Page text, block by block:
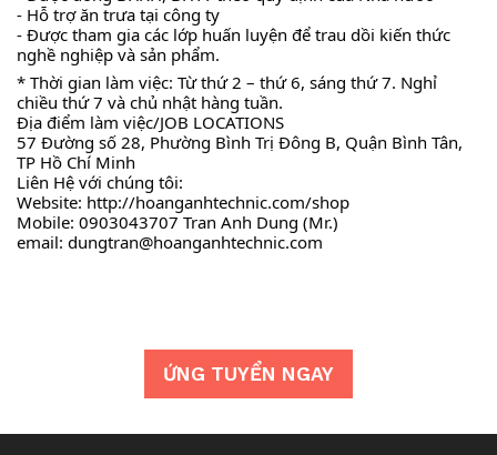
- Hỗ trợ ăn trưa tại công ty
- Được tham gia các lớp huấn luyện để trau dồi kiến thức
nghề nghiệp và sản phẩm.
* Thời gian làm việc: Từ thứ 2 – thứ 6, sáng thứ 7. Nghỉ
chiều thứ 7 và chủ nhật hàng tuần.
Địa điểm làm việc/JOB LOCATIONS
57 Đường số 28, Phường Bình Trị Đông B, Quận Bình Tân,
TP Hồ Chí Minh
Liên Hệ với chúng tôi:
Website: http://hoanganhtechnic.com/shop
Mobile: 0903043707 Tran Anh Dung (Mr.)
email: dungtran@hoanganhtechnic.com
ỨNG TUYỂN NGAY